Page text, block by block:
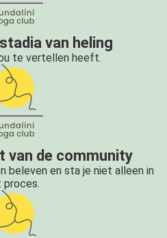
van heling
te vertellen heeft.
van de community
beleven en sta je niet alleen in
proces.